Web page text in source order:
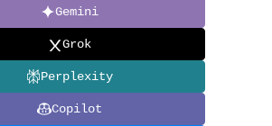
Gemini
Grok
Perplexity
Copilot